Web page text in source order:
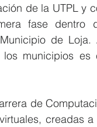
de la UTPL y
fase dentro
de
municipios es
de
creadas